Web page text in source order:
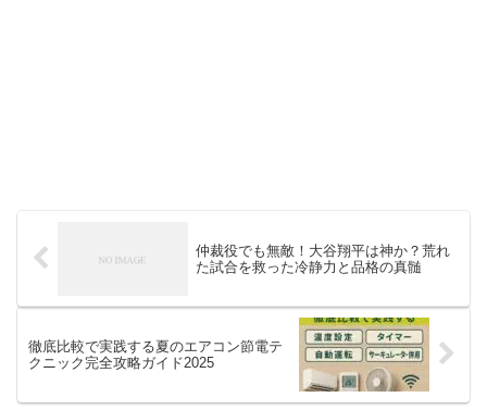
仲裁役でも無敵！大谷翔平は神か？荒れ
た試合を救った冷静力と品格の真髄
徹底比較で実践する夏のエアコン節電テ
クニック完全攻略ガイド2025